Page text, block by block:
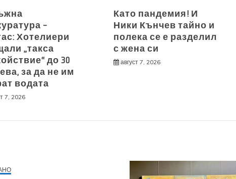
–
Хотелиери
„такса
до 30
за да не им
водата
7, 2026
Като пандемия! И
Ники Кънчев тайно и
полека се е разделил
с жена си
август 7, 2026